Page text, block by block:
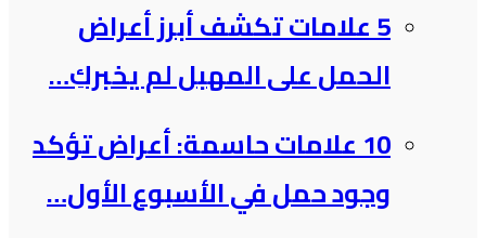
5 علامات تكشف أبرز أعراض
الحمل على المهبل لم يخبركِ…
10 علامات حاسمة: أعراض تؤكد
وجود حمل في الأسبوع الأول…